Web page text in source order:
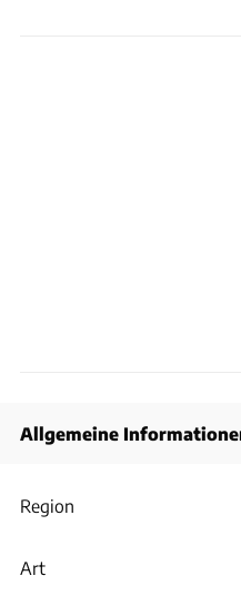
Allgemeine
Region
Art